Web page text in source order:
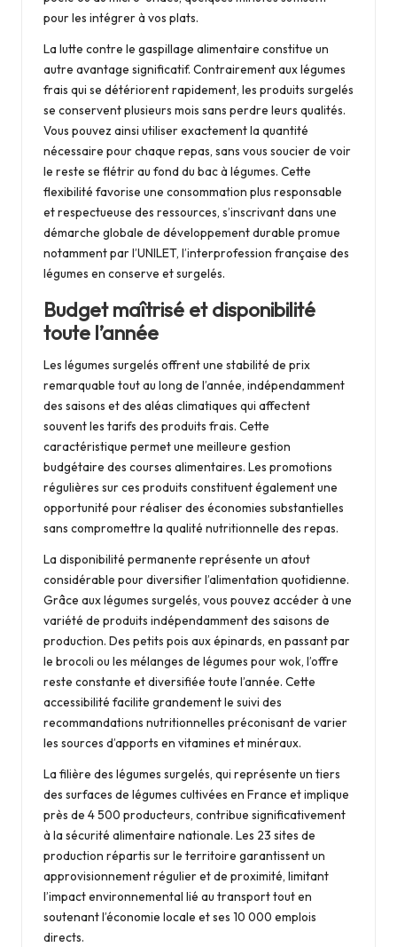
pour les intégrer à vos plats.
La lutte contre le gaspillage alimentaire constitue un
autre avantage significatif. Contrairement aux légumes
frais qui se détériorent rapidement, les produits surgelés
se conservent plusieurs mois sans perdre leurs qualités.
Vous pouvez ainsi utiliser exactement la quantité
nécessaire pour chaque repas, sans vous soucier de voir
le reste se flétrir au fond du bac à légumes. Cette
flexibilité favorise une consommation plus responsable
et respectueuse des ressources, s’inscrivant dans une
démarche globale de développement durable promue
notamment par l’UNILET, l’interprofession française des
légumes en conserve et surgelés.
Budget maîtrisé et disponibilité
toute l’année
Les légumes surgelés offrent une stabilité de prix
remarquable tout au long de l’année, indépendamment
des saisons et des aléas climatiques qui affectent
souvent les tarifs des produits frais. Cette
caractéristique permet une meilleure gestion
budgétaire des courses alimentaires. Les promotions
régulières sur ces produits constituent également une
opportunité pour réaliser des économies substantielles
sans compromettre la qualité nutritionnelle des repas.
La disponibilité permanente représente un atout
considérable pour diversifier l’alimentation quotidienne.
Grâce aux légumes surgelés, vous pouvez accéder à une
variété de produits indépendamment des saisons de
production. Des petits pois aux épinards, en passant par
le brocoli ou les mélanges de légumes pour wok, l’offre
reste constante et diversifiée toute l’année. Cette
accessibilité facilite grandement le suivi des
recommandations nutritionnelles préconisant de varier
les sources d’apports en vitamines et minéraux.
La filière des légumes surgelés, qui représente un tiers
des surfaces de légumes cultivées en France et implique
près de 4 500 producteurs, contribue significativement
à la sécurité alimentaire nationale. Les 23 sites de
production répartis sur le territoire garantissent un
approvisionnement régulier et de proximité, limitant
l’impact environnemental lié au transport tout en
soutenant l’économie locale et ses 10 000 emplois
directs.